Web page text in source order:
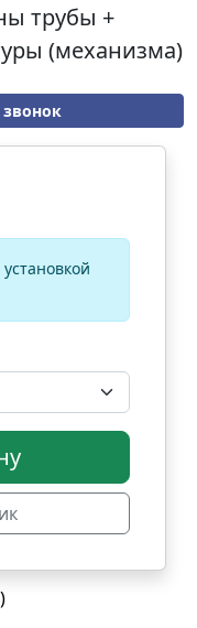
трубы +
(механизма)